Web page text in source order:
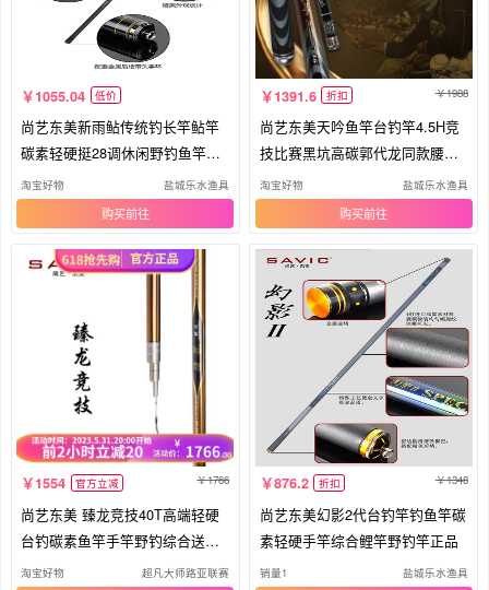
1055.04 低价
尚艺东美新雨鲇传统钓长竿鲇竿
碳素轻硬挺28调休闲野钓鱼竿手
竿
淘宝好物 盐城乐水渔具
购买
1391.6 折扣 1988
尚艺东美天吟鱼竿台钓竿4.5H竞
技比赛黑坑高碳郭代龙同款腰力
出众
淘宝好物 盐城乐水渔具
购买
1554 官方立减 1766
尚艺东美 臻龙竞技40T高端轻硬
台钓碳素鱼竿手竿野钓综合送龙
凤尾
淘宝好物 超凡大师路亚联赛
876.2 折扣 1348
尚艺东美幻影2代台钓竿钓鱼竿碳
素轻硬手竿综合鲤竿野钓竿正品
销量1 盐城乐水渔具